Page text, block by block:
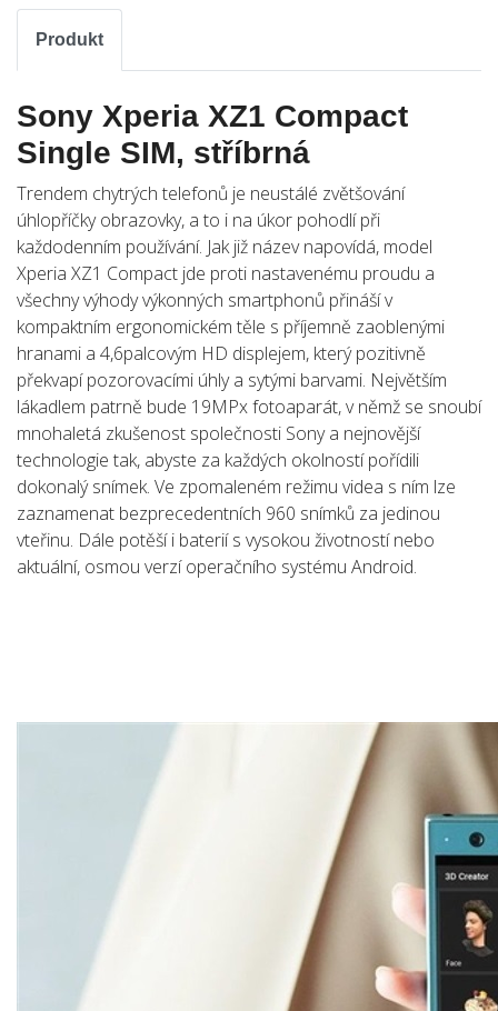
Produkt
Sony Xperia XZ1 Compact
Single SIM, stříbrná
Trendem chytrých telefonů je neustálé zvětšování
úhlopříčky obrazovky, a to i na úkor pohodlí při
každodenním používání. Jak již název napovídá, model
Xperia XZ1 Compact jde proti nastavenému proudu a
všechny výhody výkonných smartphonů přináší v
kompaktním ergonomickém těle s příjemně zaoblenými
hranami a 4,6palcovým HD displejem, který pozitivně
překvapí pozorovacími úhly a sytými barvami. Největším
lákadlem patrně bude 19MPx fotoaparát, v němž se snoubí
mnohaletá zkušenost společnosti Sony a nejnovější
technologie tak, abyste za každých okolností pořídili
dokonalý snímek. Ve zpomaleném režimu videa s ním lze
zaznamenat bezprecedentních 960 snímků za jedinou
vteřinu. Dále potěší i baterií s vysokou životností nebo
aktuální, osmou verzí operačního systému Android.